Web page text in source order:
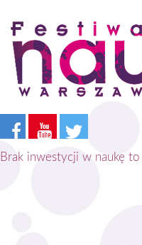
Przejdź
treści
Brak inwestycji w naukę